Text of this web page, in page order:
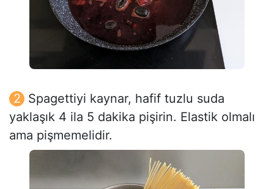
Spagettiyi kaynar, hafif tuzlu suda
yaklaşık 4 ila 5 dakika pişirin. Elastik olmalı
ama pişmemelidir.